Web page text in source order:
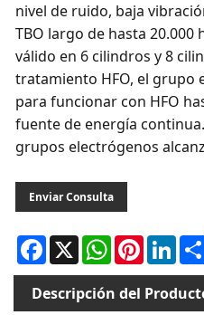
nivel de ruido, baja
TBO largo de hasta 20.000
válido en 6 cilindros y 8
tratamiento HFO, el grupo
para funcionar con HFO
fuente de energía
grupos electrógenos
Enviar Consulta
Facebook
X WhatsApp
Pinterest
Descripción del